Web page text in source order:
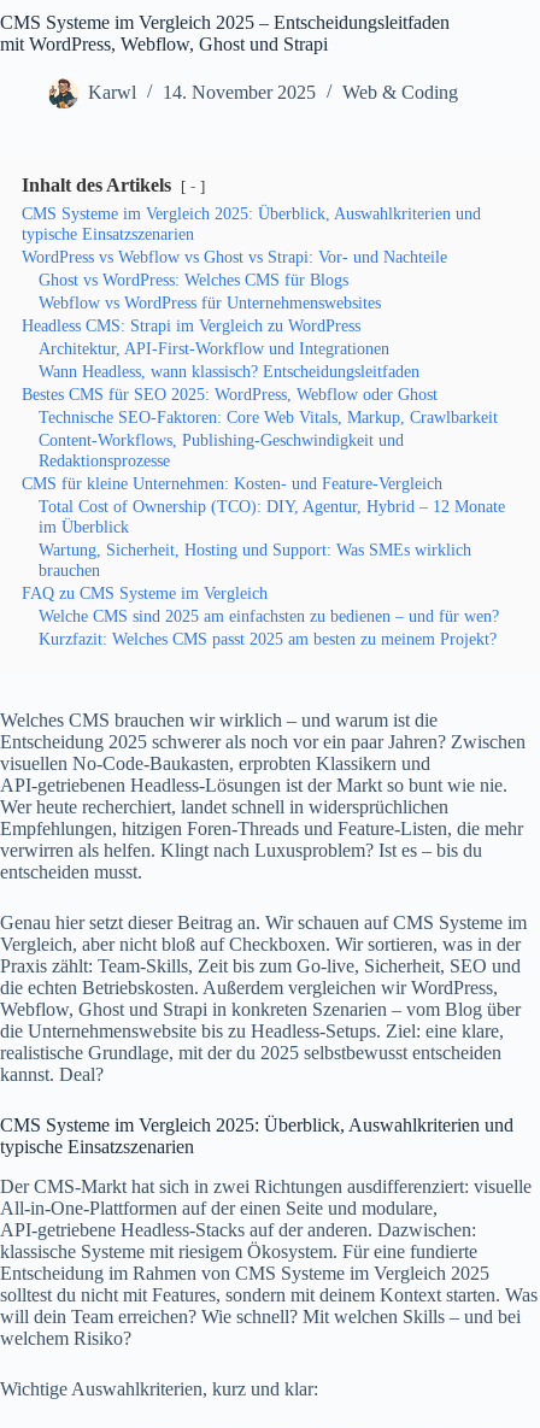
CMS Systeme im Vergleich 2025 – Entscheidungsleitfaden
mit WordPress, Webflow, Ghost und Strapi
Karwl 14. November 2025 Web & Coding
Inhalt des Artikels -
CMS Systeme im Vergleich 2025: Überblick, Auswahlkriterien und
typische Einsatzszenarien
WordPress vs Webflow vs Ghost vs Strapi: Vor- und Nachteile
Ghost vs WordPress: Welches CMS für Blogs
Webflow vs WordPress für Unternehmenswebsites
Headless CMS: Strapi im Vergleich zu WordPress
Architektur, API-First-Workflow und Integrationen
Wann Headless, wann klassisch? Entscheidungsleitfaden
Bestes CMS für SEO 2025: WordPress, Webflow oder Ghost
Technische SEO-Faktoren: Core Web Vitals, Markup, Crawlbarkeit
Content-Workflows, Publishing-Geschwindigkeit und
Redaktionsprozesse
CMS für kleine Unternehmen: Kosten- und Feature-Vergleich
Total Cost of Ownership (TCO): DIY, Agentur, Hybrid – 12 Monate
im Überblick
Wartung, Sicherheit, Hosting und Support: Was SMEs wirklich
brauchen
FAQ zu CMS Systeme im Vergleich
Welche CMS sind 2025 am einfachsten zu bedienen – und für wen?
Kurzfazit: Welches CMS passt 2025 am besten zu meinem Projekt?
Welches CMS brauchen wir wirklich – und warum ist die
Entscheidung 2025 schwerer als noch vor ein paar Jahren? Zwischen
visuellen No‑Code‑Baukasten, erprobten Klassikern und
API‑getriebenen Headless‑Lösungen ist der Markt so bunt wie nie.
Wer heute recherchiert, landet schnell in widersprüchlichen
Empfehlungen, hitzigen Foren-Threads und Feature-Listen, die mehr
verwirren als helfen. Klingt nach Luxusproblem? Ist es – bis du
entscheiden musst.
Genau hier setzt dieser Beitrag an. Wir schauen auf CMS Systeme im
Vergleich, aber nicht bloß auf Checkboxen. Wir sortieren, was in der
Praxis zählt: Team-Skills, Zeit bis zum Go‑live, Sicherheit, SEO und
die echten Betriebskosten. Außerdem vergleichen wir WordPress,
Webflow, Ghost und Strapi in konkreten Szenarien – vom Blog über
die Unternehmenswebsite bis zu Headless-Setups. Ziel: eine klare,
realistische Grundlage, mit der du 2025 selbstbewusst entscheiden
kannst. Deal?
CMS Systeme im Vergleich 2025: Überblick, Auswahlkriterien und
typische Einsatzszenarien
Der CMS‑Markt hat sich in zwei Richtungen ausdifferenziert: visuelle
All‑in‑One‑Plattformen auf der einen Seite und modulare,
API‑getriebene Headless‑Stacks auf der anderen. Dazwischen:
klassische Systeme mit riesigem Ökosystem. Für eine fundierte
Entscheidung im Rahmen von CMS Systeme im Vergleich 2025
solltest du nicht mit Features, sondern mit deinem Kontext starten. Was
will dein Team erreichen? Wie schnell? Mit welchen Skills – und bei
welchem Risiko?
Wichtige Auswahlkriterien, kurz und klar: